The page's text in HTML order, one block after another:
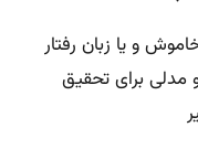
و یا زبان رفتار
مدلی برای تحقیق